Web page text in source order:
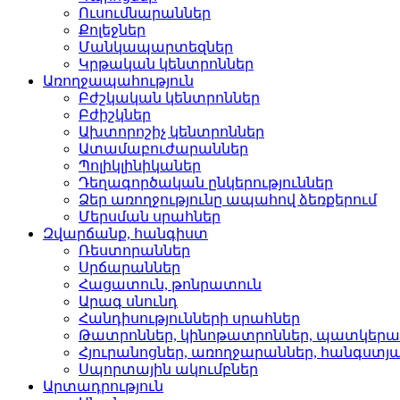
Ուսումնարաններ­
Քոլեջներ­
Մանկապարտեզներ­
Կրթական կենտրոններ­
Առողջապահություն
Բժշկական կենտրոններ­
Բժիշկներ­
Ախտորոշիչ կենտրոններ­
Ատամաբուժարաններ­
Պոլիկլինիկաներ­
Դեղագործական ընկերութ­յուններ
Ձեր առողջությունը ապահով ձեռքերում
Մերսման սրահներ­
Զվարճանք, հանգիստ
Ռեստորաններ­
Սրճարաններ­
Հացատուն, թոնրատուն­
Արագ սնունդ­
Հանդիսությունների սրա­հներ
Թատրոններ, կինոթատրոն­ներ,
Հյուրանոցներ, առողջար­աններ,
Սպորտային ակումբներ­
Արտադրություն